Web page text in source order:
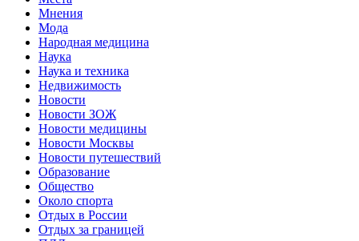
Мнения
Мода
Народная медицина
Наука
Наука и техника
Недвижимость
Новости
Новости ЗОЖ
Новости медицины
Новости Москвы
Новости путешествий
Образование
Общество
Около спорта
Отдых в России
Отдых за границей